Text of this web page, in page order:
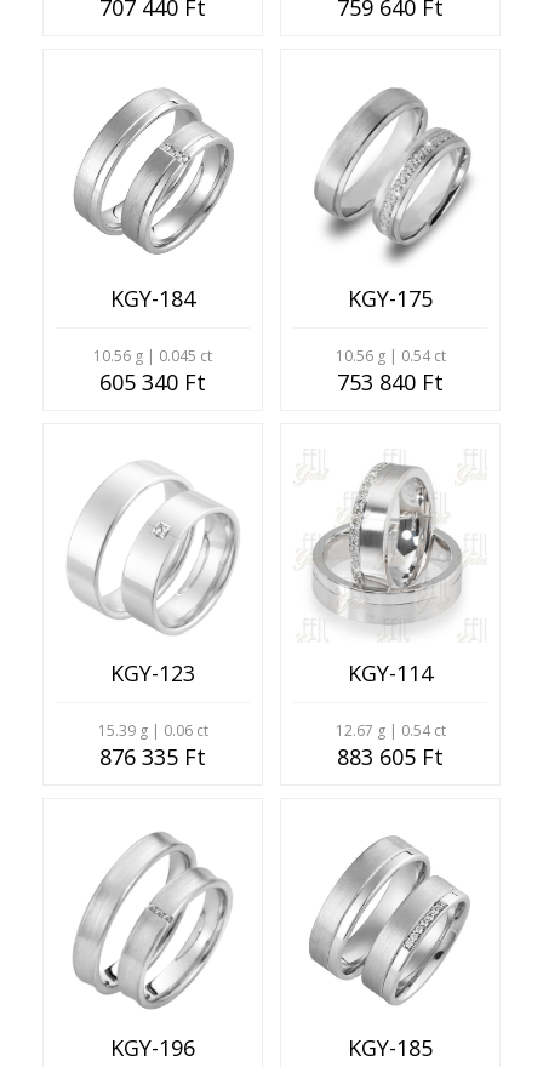
707 440 Ft 759 640 Ft
KGY-184
10.56 g | 0.045 ct
605 340 Ft
KGY-175
10.56 g | 0.54 ct
753 840 Ft
KGY-123
15.39 g | 0.06 ct
876 335 Ft
KGY-114
12.67 g | 0.54 ct
883 605 Ft
KGY-196 KGY-185